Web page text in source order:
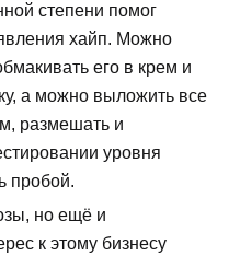
степени помог
хайп. Можно
его в крем и
а можно выложить все
размешать и
уровня
пробой.
но ещё и
к этому бизнесу